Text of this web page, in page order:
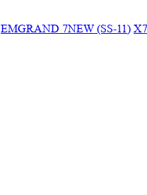
EMGRAND 7NEW (SS-11)